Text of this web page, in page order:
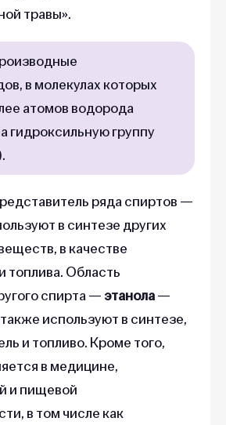
травы».
в молекулах которых
атомов водорода
гидроксильную группу
ряда спиртов —
в синтезе других
в качестве
топлива. Область
спирта — этанола—
используют в синтезе,
и топливо. Кроме того,
в медицине,
и пищевой
в том числе как